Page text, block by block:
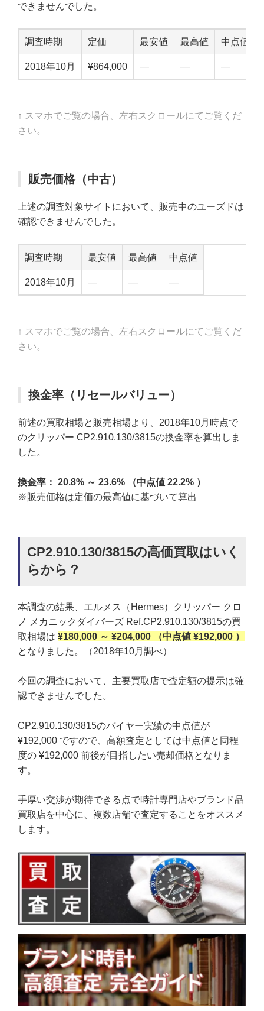
できませんでした。
調査時期 定価 最安値 最高値 中点値
2018年10月 ¥864,000 — — —
↑ スマホでご覧の場合、左右スクロールにてご覧くだ
さい。
販売価格（中古）
上述の調査対象サイトにおいて、販売中のユーズドは
確認できませんでした。
調査時期 最安値 最高値 中点値
2018年10月 — — —
↑ スマホでご覧の場合、左右スクロールにてご覧くだ
さい。
換金率（リセールバリュー）
前述の買取相場と販売相場より、2018年10月時点で
のクリッパー CP2.910.130/3815の換金率を算出しま
した。
換金率： 20.8% ～ 23.6% （中点値 22.2% ）
※販売価格は定価の最高値に基づいて算出
CP2.910.130/3815の高価買取はいく
らから？
本調査の結果、エルメス（Hermes）クリッパー クロ
ノ メカニックダイバーズ Ref.CP2.910.130/3815の買
取相場は ¥180,000 ～ ¥204,000 （中点値 ¥192,000 ）
となりました。（2018年10月調べ）
今回の調査において、主要買取店で査定額の提示は確
認できませんでした。
CP2.910.130/3815のバイヤー実績の中点値が
¥192,000 ですので、高額査定としては中点値と同程
度の ¥192,000 前後が目指したい売却価格となりま
す。
手厚い交渉が期待できる点で時計専門店やブランド品
買取店を中心に、複数店舗で査定することをオススメ
します。